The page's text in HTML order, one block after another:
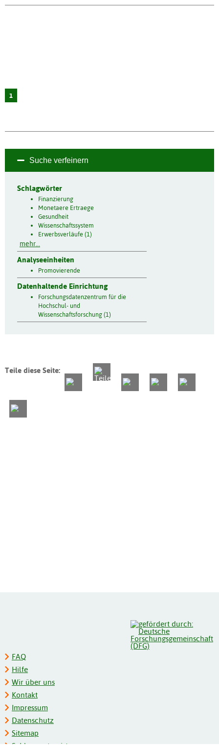
1
Suche verfeinern
Schlagwörter
Finanzierung
Monetaere Ertraege
Gesundheit
Wissenschaftssystem
Erwerbsverläufe (1)
mehr...
Analyseeinheiten
Promovierende
Datenhaltende Einrichtung
Forschungsdatenzentrum für die
Hochschul- und
Wissenschaftsforschung (1)
Teile diese Seite:
FAQ
Hilfe
Wir über uns
Kontakt
Impressum
Datenschutz
Sitemap